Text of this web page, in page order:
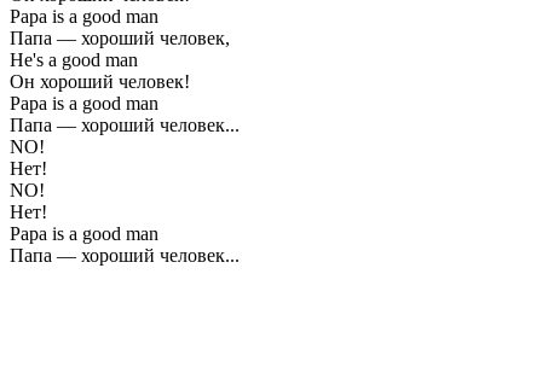
Papa is a good man
Папа — хороший человек,
He's a good man
Он хороший человек!
Papa is a good man
Папа — хороший человек...
NO!
Нет!
NO!
Нет!
Papa is a good man
Папа — хороший человек...